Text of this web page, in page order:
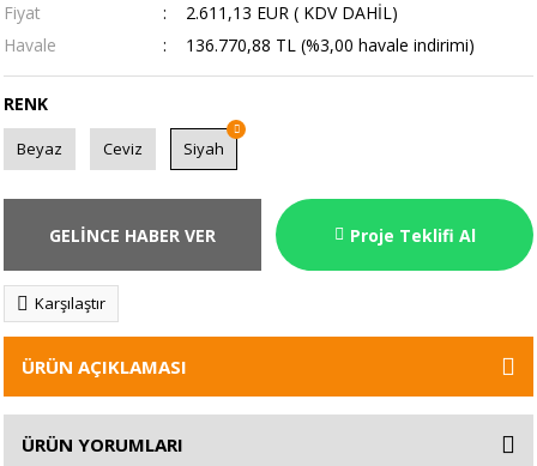
Fiyat
2.611,13 EUR ( KDV DAHİL)
Havale
136.770,88 TL (%3,00 havale indirimi)
RENK
Beyaz Ceviz Siyah
GELİNCE HABER VER Proje Teklifi Al
Karşılaştır
ÜRÜN AÇIKLAMASI
ÜRÜN YORUMLARI